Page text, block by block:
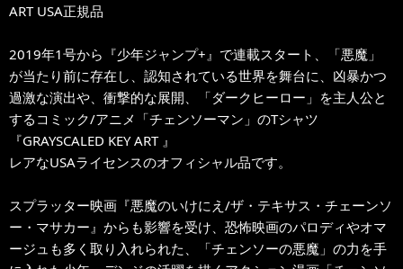
ART USA正規品
2019年1号から『少年ジャンプ+』で連載スタート、「悪魔」
が当たり前に存在し、認知されている世界を舞台に、凶暴かつ
過激な演出や、衝撃的な展開、「ダークヒーロー」を主人公と
するコミック/アニメ「チェンソーマン」のTシャツ
『GRAYSCALED KEY ART 』
レアなUSAライセンスのオフィシャル品です。
スプラッター映画『悪魔のいけにえ/ザ・テキサス・チェーンソ
ー・マサカー』からも影響を受け、恐怖映画のパロディやオマ
ージュも多く取り入れられた、「チェンソーの悪魔」の力を手